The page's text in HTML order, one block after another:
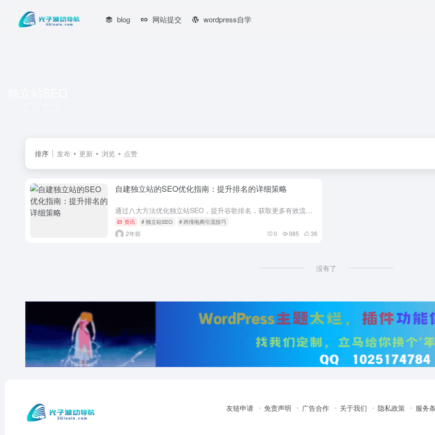
blog 网站提交 wordpress自学
排序 发布 更新 浏览 点赞
自建独立站的SEO优化指南：提升排名的详细策略
通过八大方法优化独立站SEO，提升谷歌排名，获取更多有效流量。本文详细介绍了Shopify和WordPress的SEO优化技巧，帮助跨境电商卖家成功引流和提升品牌价值。
资讯 # 独立站SEO # 跨境电商引流技巧
2年前 0 985 36
没有了
友链申请 免责声明 广告合作 关于我们 隐私政策 服务